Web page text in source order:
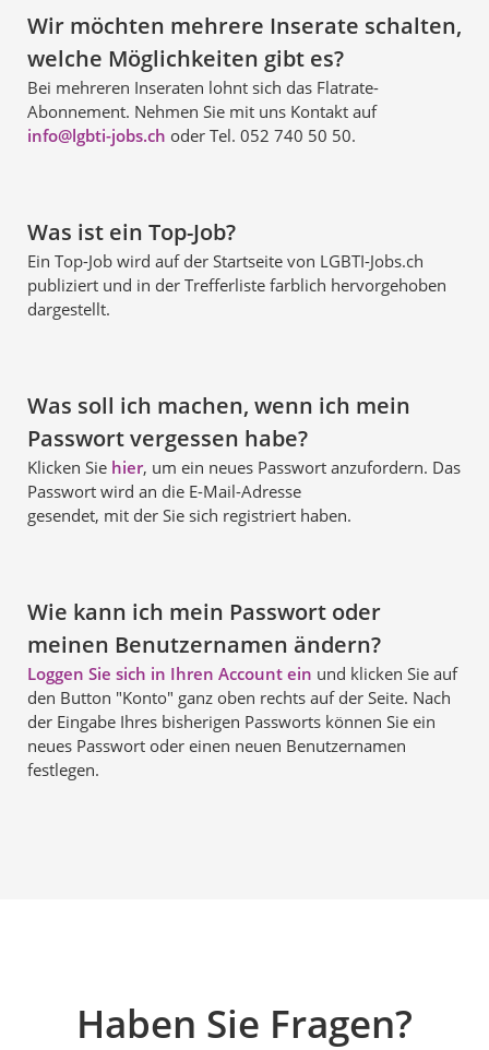
Wir möchten mehrere Inserate schalten,
welche Möglichkeiten gibt es?
Bei mehreren Inseraten lohnt sich das Flatrate-
Abonnement. Nehmen Sie mit uns Kontakt auf
info@lgbti-jobs.ch oder Tel. 052 740 50 50.
Was ist ein Top-Job?
Ein Top-Job wird auf der Startseite von LGBTI-Jobs.ch
publiziert und in der Trefferliste farblich hervorgehoben
dargestellt.
Was soll ich machen, wenn ich mein
Passwort vergessen habe?
Klicken Sie hier, um ein neues Passwort anzufordern. Das
Passwort wird an die E-Mail-Adresse
gesendet, mit der Sie sich registriert haben.
Wie kann ich mein Passwort oder
meinen Benutzernamen ändern?
Loggen Sie sich in Ihren Account ein und klicken Sie auf
den Button "Konto" ganz oben rechts auf der Seite. Nach
der Eingabe Ihres bisherigen Passworts können Sie ein
neues Passwort oder einen neuen Benutzernamen
festlegen.
Haben Sie Fragen?